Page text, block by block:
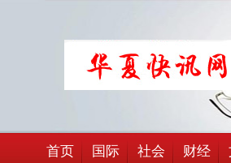
首页 国际 社会 财经